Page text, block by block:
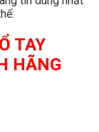
TAY
HÃNG